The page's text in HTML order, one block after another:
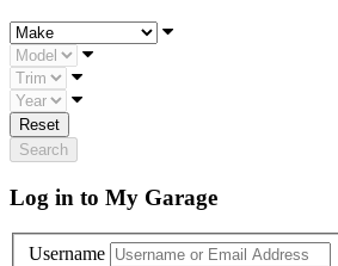
Make
Model
Trim
Year
Reset
Search
Log in to My Garage
Username